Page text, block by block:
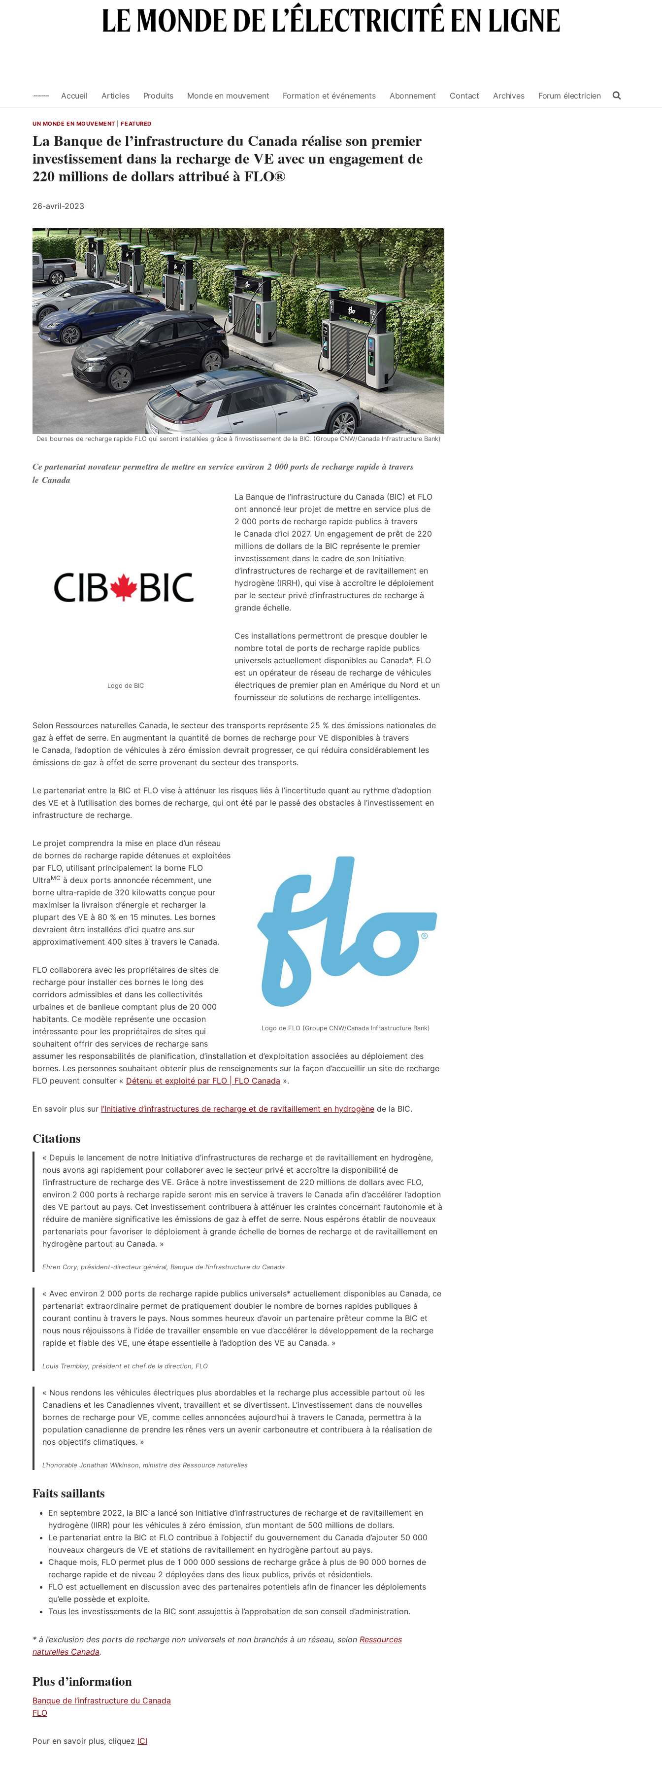
Accueil Articles Produits Monde en mouvement Formation et événements Abonnement Contact Archives Forum électricien
UN MONDE EN MOUVEMENT |FEATURED
La Banque de l’infrastructure du Canada réalise son premier
investissement dans la recharge de VE avec un engagement de
220 millions de dollars attribué à FLO®
26-avril-2023
Des bournes de recharge rapide FLO qui seront installées grâce à l’investissement de la BIC. (Groupe CNW/Canada Infrastructure Bank)
Ce partenariat novateur permettra de mettre en service environ 2 000 ports de recharge rapide à travers
le Canada
Logo de BIC
La Banque de l’infrastructure du Canada (BIC) et FLO
ont annoncé leur projet de mettre en service plus de
2 000 ports de recharge rapide publics à travers
le Canada d’ici 2027. Un engagement de prêt de 220
millions de dollars de la BIC représente le premier
investissement dans le cadre de son Initiative
d’infrastructures de recharge et de ravitaillement en
hydrogène (IRRH), qui vise à accroître le déploiement
par le secteur privé d’infrastructures de recharge à
grande échelle.
Ces installations permettront de presque doubler le
nombre total de ports de recharge rapide publics
universels actuellement disponibles au Canada*. FLO
est un opérateur de réseau de recharge de véhicules
électriques de premier plan en Amérique du Nord et un
fournisseur de solutions de recharge intelligentes.
Selon Ressources naturelles Canada, le secteur des transports représente 25 % des émissions nationales de
gaz à effet de serre. En augmentant la quantité de bornes de recharge pour VE disponibles à travers
le Canada, l’adoption de véhicules à zéro émission devrait progresser, ce qui réduira considérablement les
émissions de gaz à effet de serre provenant du secteur des transports.
Le partenariat entre la BIC et FLO vise à atténuer les risques liés à l’incertitude quant au rythme d’adoption
des VE et à l’utilisation des bornes de recharge, qui ont été par le passé des obstacles à l’investissement en
infrastructure de recharge.
Logo de FLO (Groupe CNW/Canada Infrastructure Bank)
Le projet comprendra la mise en place d’un réseau
de bornes de recharge rapide détenues et exploitées
par FLO, utilisant principalement la borne FLO
UltraMC à deux ports annoncée récemment, une
borne ultra-rapide de 320 kilowatts conçue pour
maximiser la livraison d’énergie et recharger la
plupart des VE à 80 % en 15 minutes. Les bornes
devraient être installées d’ici quatre ans sur
approximativement 400 sites à travers le Canada.
FLO collaborera avec les propriétaires de sites de
recharge pour installer ces bornes le long des
corridors admissibles et dans les collectivités
urbaines et de banlieue comptant plus de 20 000
habitants. Ce modèle représente une occasion
intéressante pour les propriétaires de sites qui
souhaitent offrir des services de recharge sans
assumer les responsabilités de planification, d’installation et d’exploitation associées au déploiement des
bornes. Les personnes souhaitant obtenir plus de renseignements sur la façon d’accueillir un site de recharge
FLO peuvent consulter « Détenu et exploité par FLO | FLO Canada ».
En savoir plus sur l’Initiative d’infrastructures de recharge et de ravitaillement en hydrogène de la BIC.
Citations
« Depuis le lancement de notre Initiative d’infrastructures de recharge et de ravitaillement en hydrogène,
nous avons agi rapidement pour collaborer avec le secteur privé et accroître la disponibilité de
l’infrastructure de recharge des VE. Grâce à notre investissement de 220 millions de dollars avec FLO,
environ 2 000 ports à recharge rapide seront mis en service à travers le Canada afin d’accélérer l’adoption
des VE partout au pays. Cet investissement contribuera à atténuer les craintes concernant l’autonomie et à
réduire de manière significative les émissions de gaz à effet de serre. Nous espérons établir de nouveaux
partenariats pour favoriser le déploiement à grande échelle de bornes de recharge et de ravitaillement en
hydrogène partout au Canada. »
Ehren Cory, président-directeur général, Banque de l’infrastructure du Canada
« Avec environ 2 000 ports de recharge rapide publics universels* actuellement disponibles au Canada, ce
partenariat extraordinaire permet de pratiquement doubler le nombre de bornes rapides publiques à
courant continu à travers le pays. Nous sommes heureux d’avoir un partenaire prêteur comme la BIC et
nous nous réjouissons à l’idée de travailler ensemble en vue d’accélérer le développement de la recharge
rapide et fiable des VE, une étape essentielle à l’adoption des VE au Canada. »
Louis Tremblay, président et chef de la direction, FLO
« Nous rendons les véhicules électriques plus abordables et la recharge plus accessible partout où les
Canadiens et les Canadiennes vivent, travaillent et se divertissent. L’investissement dans de nouvelles
bornes de recharge pour VE, comme celles annoncées aujourd’hui à travers le Canada, permettra à la
population canadienne de prendre les rênes vers un avenir carboneutre et contribuera à la réalisation de
nos objectifs climatiques. »
L’honorable Jonathan Wilkinson, ministre des Ressource naturelles
Faits saillants
En septembre 2022, la BIC a lancé son Initiative d’infrastructures de recharge et de ravitaillement en
hydrogène (IIRR) pour les véhicules à zéro émission, d’un montant de 500 millions de dollars.
Le partenariat entre la BIC et FLO contribue à l’objectif du gouvernement du Canada d’ajouter 50 000
nouveaux chargeurs de VE et stations de ravitaillement en hydrogène partout au pays.
Chaque mois, FLO permet plus de 1 000 000 sessions de recharge grâce à plus de 90 000 bornes de
recharge rapide et de niveau 2 déployées dans des lieux publics, privés et résidentiels.
FLO est actuellement en discussion avec des partenaires potentiels afin de financer les déploiements
qu’elle possède et exploite.
Tous les investissements de la BIC sont assujettis à l’approbation de son conseil d’administration.
* à l’exclusion des ports de recharge non universels et non branchés à un réseau, selon Ressources
naturelles Canada.
Plus d’information
Banque de l’infrastructure du Canada
FLO
Pour en savoir plus, cliquez ICI